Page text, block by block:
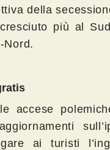
della
più al
Nord.
accese
ai turisti